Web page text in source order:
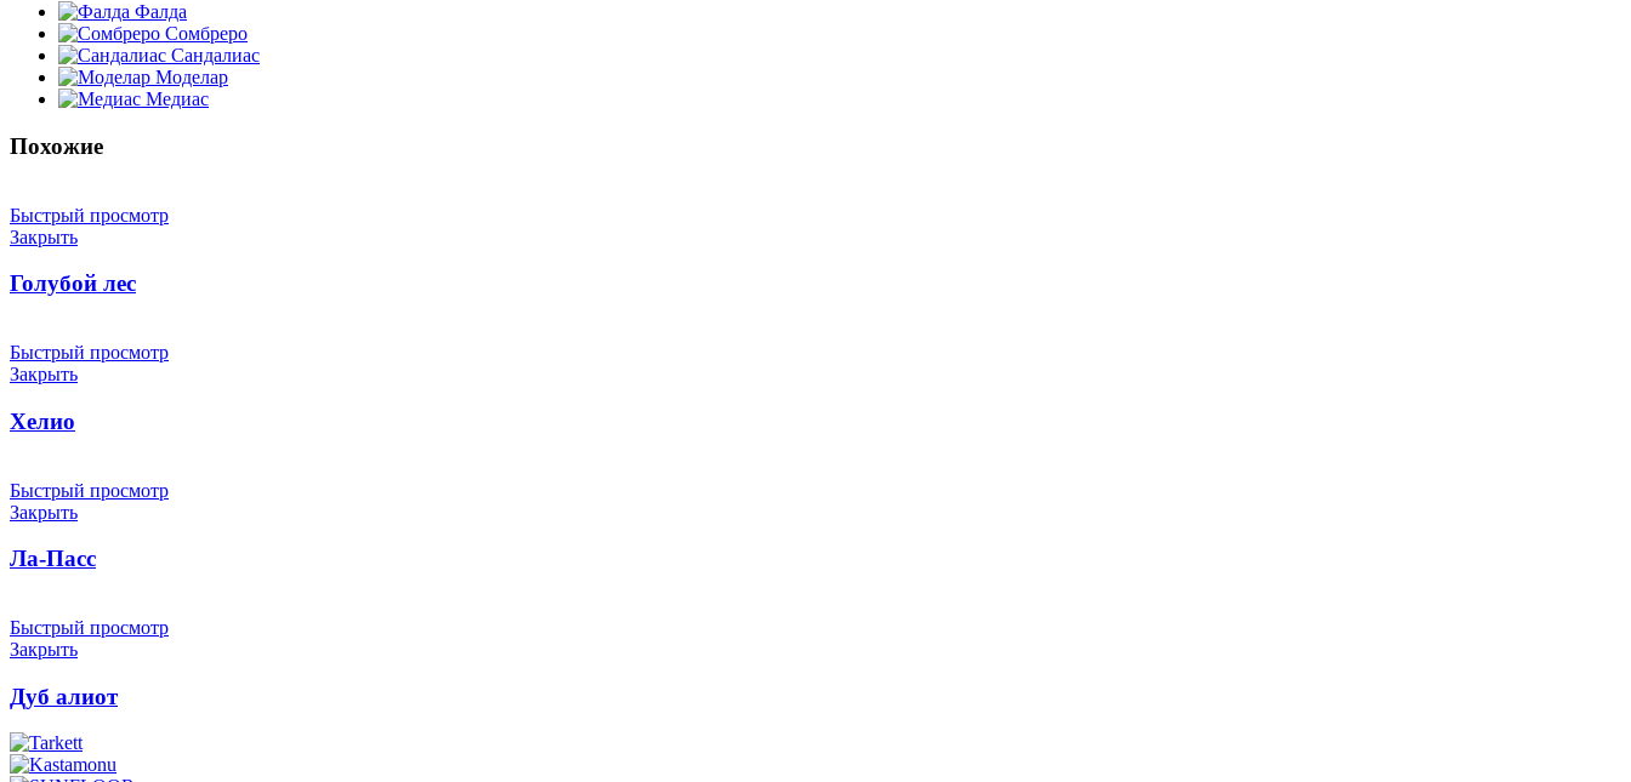
Фалда
Сомбреро
Сандалиас
Моделар
Медиас
Похожие
Быстрый просмотр
Закрыть
Голубой лес
Быстрый просмотр
Закрыть
Хелио
Быстрый просмотр
Закрыть
Ла-Пасс
Быстрый просмотр
Закрыть
Дуб алиот